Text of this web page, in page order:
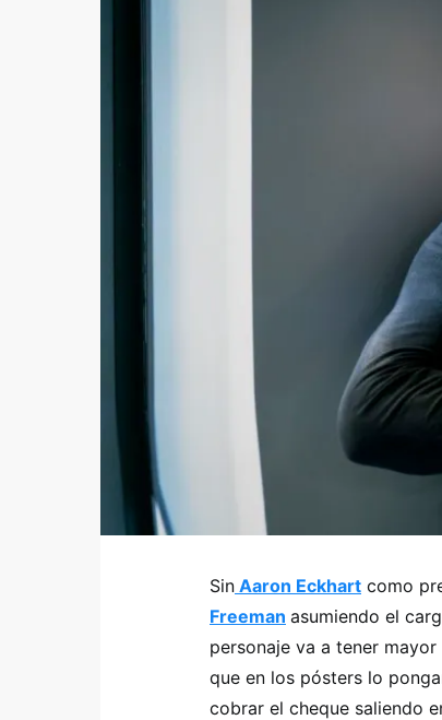
Sin Aaron Eckhart como
Freeman asumiendo el
personaje va a tener
que en los pósters lo
cobrar el cheque saliendo